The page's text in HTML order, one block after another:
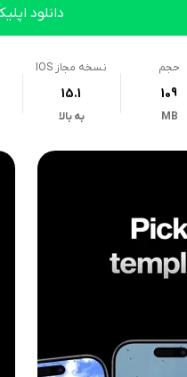
دانلود
حجم
109
MB
نسخه مجاز IOS
15.1
به بالا